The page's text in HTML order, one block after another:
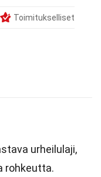
Toimitukselliset
urheilulaji,
rohkeutta.